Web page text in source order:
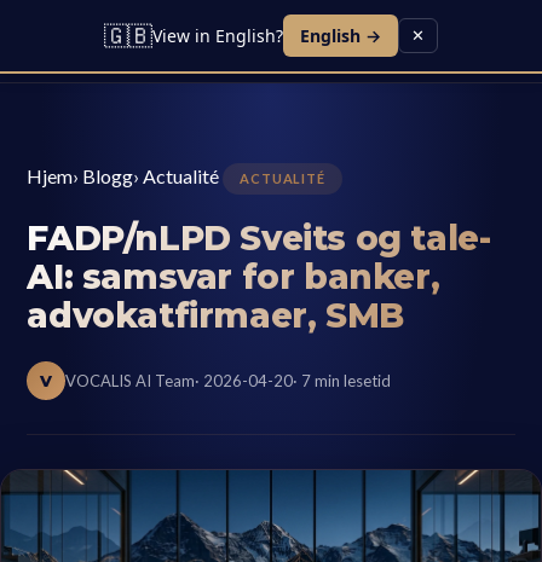
Hjem› Blogg› Actualité ACTUALITÉ
FADP/nLPD Sveits og tale-
AI: samsvar for banker,
advokatfirmaer, SMB
V VOCALIS AI Team· 2026-04-20· 7 min lesetid
🇬🇧View in English? English → ✕